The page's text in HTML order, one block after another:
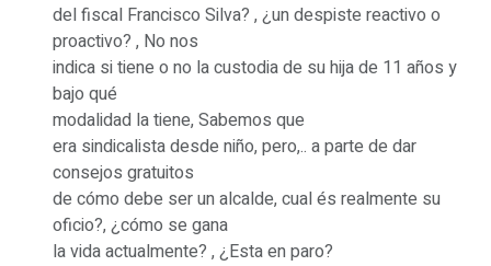
del fiscal Francisco Silva? , ¿un despiste reactivo o
proactivo? , No nos
indica si tiene o no la custodia de su hija de 11 años y
bajo qué
modalidad la tiene, Sabemos que
era sindicalista desde niño, pero,.. a parte de dar
consejos gratuitos
de cómo debe ser un alcalde, cual és realmente su
oficio?, ¿cómo se gana
la vida actualmente? , ¿Esta en paro?